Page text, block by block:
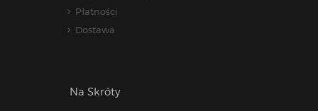
Płatności
Dostawa
Na Skróty